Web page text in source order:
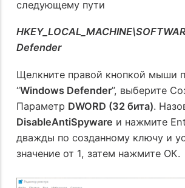
следующему пути
Defender
Щелкните правой кнопкой мыши
“Windows Defender”, выберите
Параметр DWORD (32 бита).
DisableAntiSpyware и нажмите
дважды по созданному ключу и
значение от 1, затем нажмите ОК.